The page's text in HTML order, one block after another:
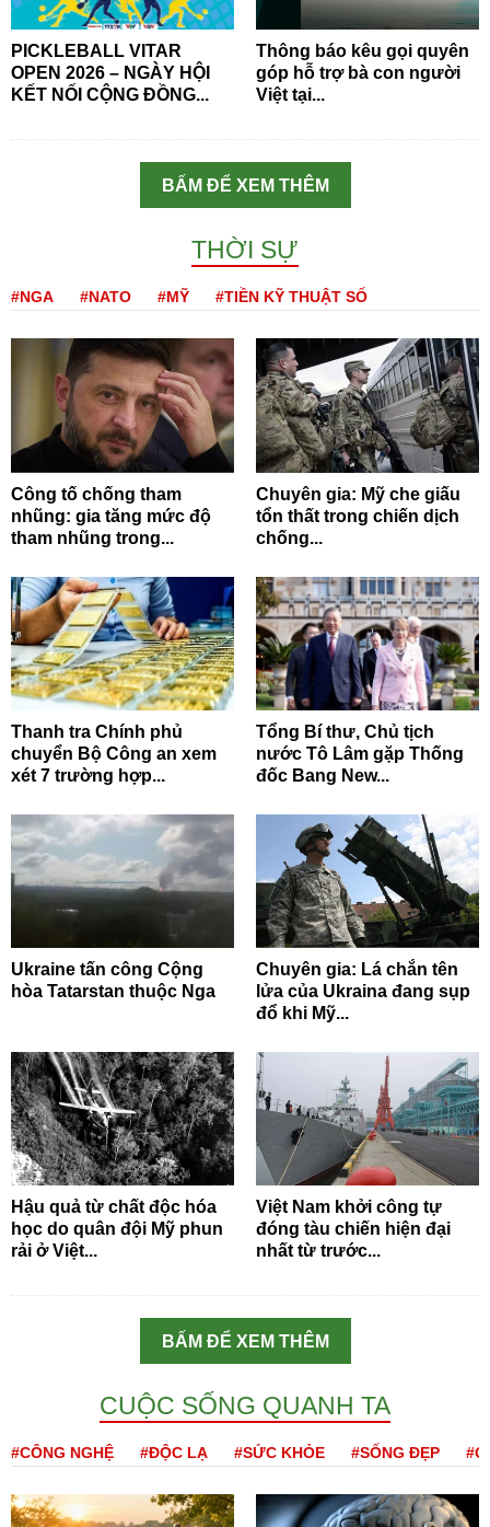
PICKLEBALL VITAR
OPEN 2026 – NGÀY HỘI
KẾT NỐI CỘNG ĐỒNG...
Thông báo kêu gọi quyên
góp hỗ trợ bà con người
Việt tại...
BẤM ĐỂ XEM THÊM
THỜI SỰ
#NGA #NATO #MỸ #TIỀN KỸ THUẬT SỐ
Công tố chống tham
nhũng: gia tăng mức độ
tham nhũng trong...
Chuyên gia: Mỹ che giấu
tổn thất trong chiến dịch
chống...
Thanh tra Chính phủ
chuyển Bộ Công an xem
xét 7 trường hợp...
Tổng Bí thư, Chủ tịch
nước Tô Lâm gặp Thống
đốc Bang New...
Ukraine tấn công Cộng
hòa Tatarstan thuộc Nga
Chuyên gia: Lá chắn tên
lửa của Ukraina đang sụp
đổ khi Mỹ...
Hậu quả từ chất độc hóa
học do quân đội Mỹ phun
rải ở Việt...
Việt Nam khởi công tự
đóng tàu chiến hiện đại
nhất từ trước...
BẤM ĐỂ XEM THÊM
CUỘC SỐNG QUANH TA
#CÔNG NGHỆ #ĐỘC LẠ #SỨC KHỎE #SỐNG ĐẸP